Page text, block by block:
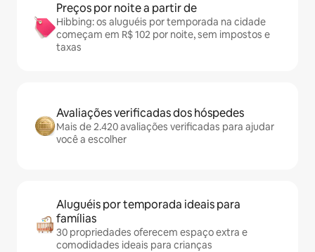
Preços por noite a partir de
Hibbing: os aluguéis por temporada na cidade
começam em R$ 102 por noite, sem impostos e
taxas
Avaliações verificadas dos hóspedes
Mais de 2.420 avaliações verificadas para ajudar
você a escolher
Aluguéis por temporada ideais para
famílias
30 propriedades oferecem espaço extra e
comodidades ideais para crianças